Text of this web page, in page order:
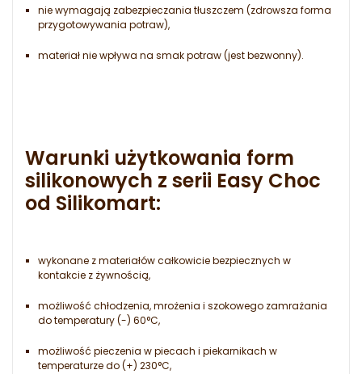
nie wymagają zabezpieczania tłuszczem (zdrowsza forma
przygotowywania potraw),
materiał nie wpływa na smak potraw (jest bezwonny).
Warunki użytkowania form
silikonowych z serii Easy Choc
od Silikomart:
wykonane z materiałów całkowicie bezpiecznych w
kontakcie z żywnością,
możliwość chłodzenia, mrożenia i szokowego zamrażania
do temperatury (-) 60°C,
możliwość pieczenia w piecach i piekarnikach w
temperaturze do (+) 230°C,